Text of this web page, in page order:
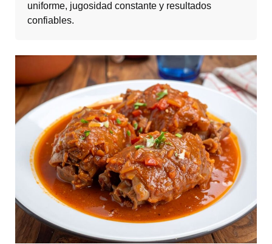
uniforme, jugosidad constante y resultados
confiables.